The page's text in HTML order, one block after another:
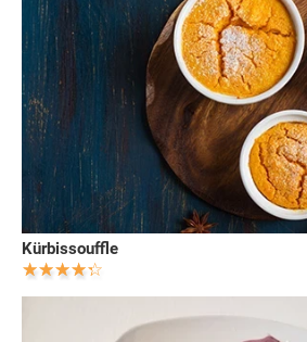
Kürbissouffle